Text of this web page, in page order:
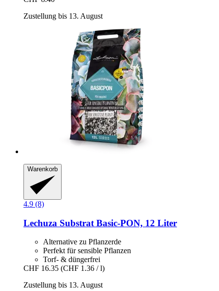
Zustellung bis 13. August
Warenkorb
4.9 (8)
Lechuza Substrat Basic-​PON, 12 Liter
Alternative zu Pflanzerde
Perfekt für sensible Pflanzen
Torf- & düngerfrei
CHF 16.35 (CHF 1.36 / l)
Zustellung bis 13. August